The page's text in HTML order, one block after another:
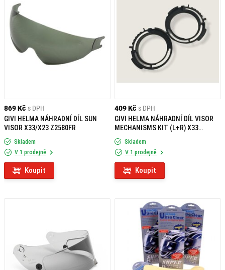
869 Kč s DPH
GIVI HELMA NÁHRADNÍ DÍL SUN
VISOR X33/X23 Z2580FR
Skladem
V 1 prodejně
Koupit
409 Kč s DPH
GIVI HELMA NÁHRADNÍ DÍL VISOR
MECHANISMS KIT (L+R) X33
Z2583R
Skladem
V 1 prodejně
Koupit